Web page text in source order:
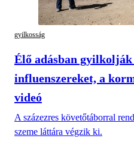
gyilkosság
Élő adásban gyilkolják
influenszereket, a
videó
A százezres követőtáborral
szeme láttára végzik ki.